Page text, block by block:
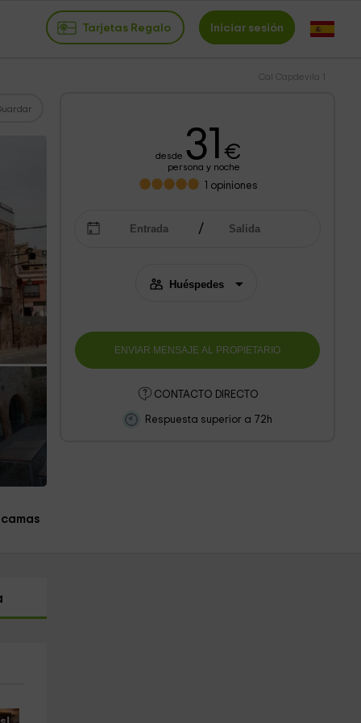
Tarjetas Regalo Iniciar sesión
Cal Capdevila 1
desde 31 €
persona y noche
1 opiniones
CONTACTO DIRECTO
Respuesta superior a 72h